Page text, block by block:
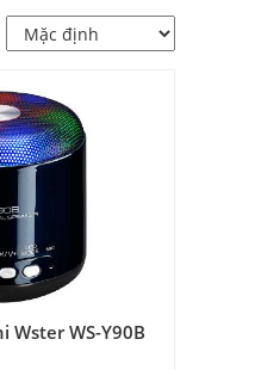
WS-Y90B